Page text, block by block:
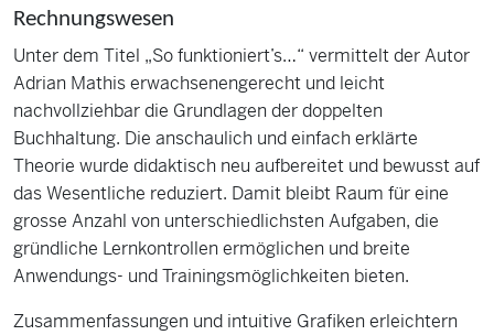
Rechnungswesen
Unter dem Titel „So funktioniert’s…“ vermittelt der Autor
Adrian Mathis erwachsenengerecht und leicht
nachvollziehbar die Grundlagen der doppelten
Buchhaltung. Die anschaulich und einfach erklärte
Theorie wurde didaktisch neu aufbereitet und bewusst auf
das Wesentliche reduziert. Damit bleibt Raum für eine
grosse Anzahl von unterschiedlichsten Aufgaben, die
gründliche Lernkontrollen ermöglichen und breite
Anwendungs- und Trainingsmöglichkeiten bieten.
Zusammenfassungen und intuitive Grafiken erleichtern